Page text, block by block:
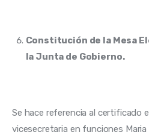
Constitución de la Mesa
la Junta de Gobierno.
Se hace referencia al certificado
vicesecretaria en funciones